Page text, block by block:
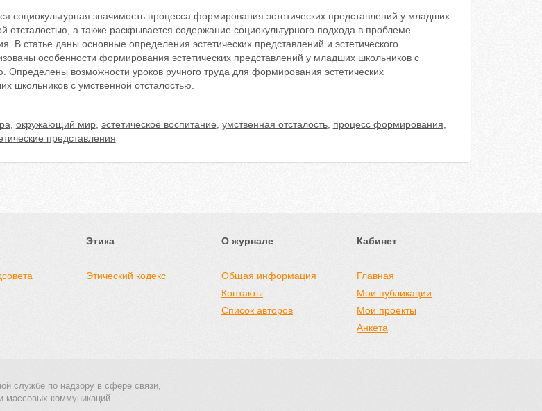
социокультурная значимость процесса формирования эстетических представлений у младших
отсталостью, а также раскрывается содержание социокультурного подхода в проблеме
В статье даны основные определения эстетических представлений и эстетического
особенности формирования эстетических представлений у младших школьников с
Определены возможности уроков ручного труда для формирования эстетических
школьников с умственной отсталостью.
окружающий мир, эстетическое воспитание умственная отсталость, процесс формирования
представления
Этика
Этический кодекс
О журнале
Общая информация
Контакты
Список авторов
Кабинет
Главная
Мои публикации
Мои проекты
Анкета
службе по надзору в сфере связи,
массовых коммуникаций.